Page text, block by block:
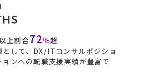
HS
上割合72％超
して、DX/ITコンサルポジショ
ンへの転職支援実績が豊富で